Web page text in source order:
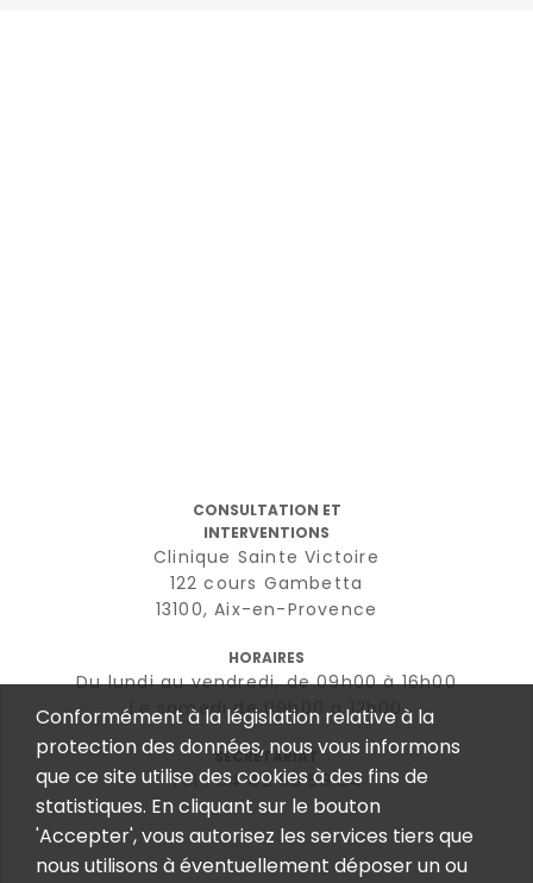
CONSULTATION ET
INTERVENTIONS
Clinique Sainte Victoire
122 cours Gambetta
13100, Aix-en-Provence
HORAIRES
Du lundi au vendredi, de 09h00 à 16h00
Le samedi de 09h00 à 12h00
SECRÉTARIAT
Tél : 04 42 96 58 84
Conformément à la législation relative à la
protection des données, nous vous informons
que ce site utilise des cookies à des fins de
statistiques. En cliquant sur le bouton
'Accepter', vous autorisez les services tiers que
nous utilisons à éventuellement déposer un ou